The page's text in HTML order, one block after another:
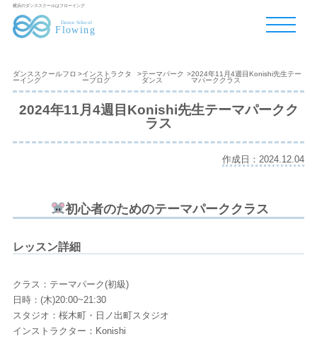
横浜のダンススクールはフローイング
ダンススクールフロ
ーイング
>インストラクタ
ーブログ
>テーマパーク
ダンス
>2024年11月4週目Konishi先生テー
マパーククラス
2024年11月4週目Konishi先生テーマパークク
ラス
作成日：2024.12.04
初心者のためのテーマパーククラス
レッスン詳細
クラス：テーマパーク(初級)
日時：(木)20:00~21:30
スタジオ：桜木町・日ノ出町スタジオ
インストラクター：Konishi